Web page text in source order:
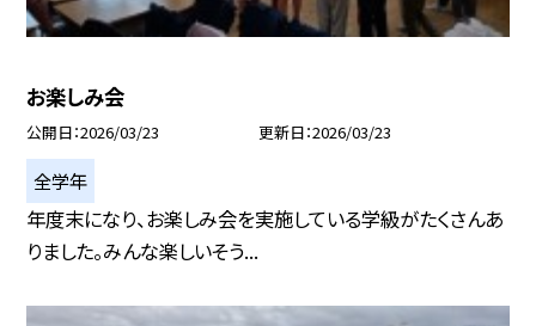
お楽しみ会
公開日 2026/03/23 更新日 2026/03/23
全学年
年度末になり、お楽しみ会を実施している学級がたくさんあ
りました。みんな楽しいそう...